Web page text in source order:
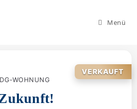
Menü
WOHNUNG
VERKAUFT